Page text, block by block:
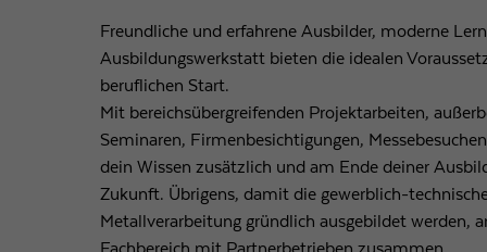
Freundliche und erfahrene Ausbilder, moderne
Ausbildungswerkstatt bieten die idealen
beruflichen Start.
Mit bereichsübergreifenden Projektarbeiten,
Seminaren, Firmenbesichtigungen,
dein Wissen zusätzlich und am Ende deiner
Zukunft. Übrigens, damit die gewerblich-
Metallverarbeitung gründlich ausgebildet werden,